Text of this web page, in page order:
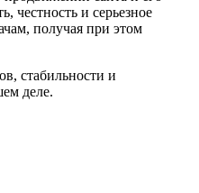
честность и серьезное
получая при этом
стабильности и
деле.